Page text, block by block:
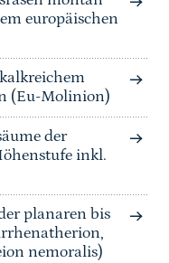
europäischen
(Eu-Molinion)
der
inkl.
planaren bis
nemoralis)